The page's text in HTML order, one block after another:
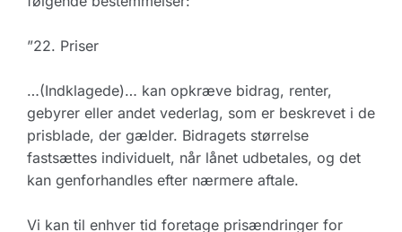
”22. Priser
…(Indklagede)… kan opkræve bidrag, renter,
gebyrer eller andet vederlag, som er beskrevet i de
prisblade, der gælder. Bidragets størrelse
fastsættes individuelt, når lånet udbetales, og det
kan genforhandles efter nærmere aftale.
Vi kan til enhver tid foretage prisændringer for